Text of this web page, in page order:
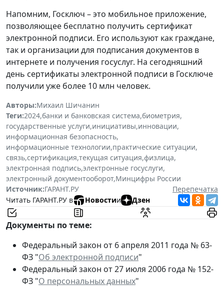
Напомним, Госключ – это мобильное приложение,
позволяющее бесплатно получить сертификат
электронной подписи. Его используют как граждане,
так и организации для подписания документов в
интернете и получения госуслуг. На сегодняшний
день сертификаты электронной подписи в Госключе
получили уже более 10 млн человек.
Авторы:Михаил Шичанин
Теги:2024,банки и банковская система,биометрия,
государственные услуги,инициативы,инновации,
информационная безопасность,
информационные технологии,практические ситуации,
связь,сертификация,текущая ситуация,физлица,
электронная подпись,электронные госуслуги,
электронный документооборот,Минцифры России
Источник:ГАРАНТ.РУ
Перепечатка
Читать ГАРАНТ.РУ в
Новостии Дзен
Документы по теме:
Федеральный закон от 6 апреля 2011 года № 63-
ФЗ "Об электронной подписи"
Федеральный закон от 27 июля 2006 года № 152-
ФЗ "О персональных данных"